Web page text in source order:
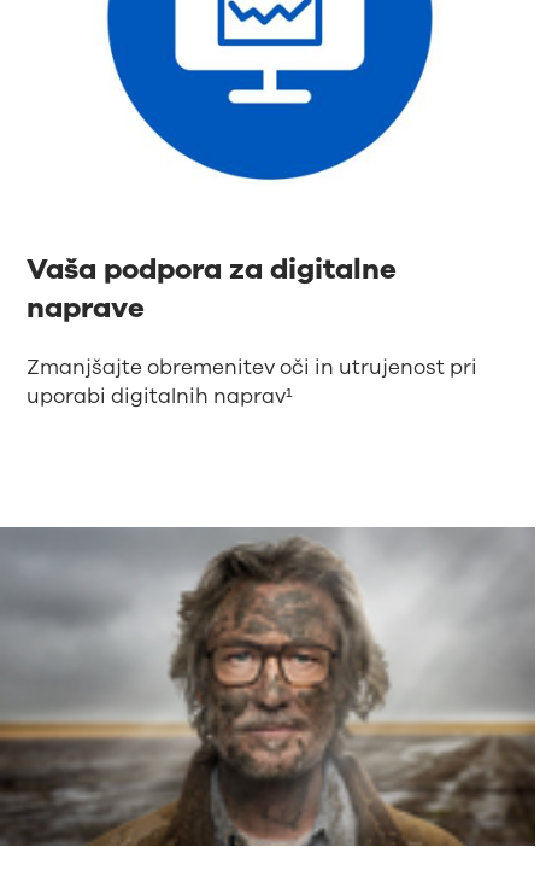
Vaša podpora za digitalne
naprave
Zmanjšajte obremenitev oči in utrujenost pri
uporabi digitalnih naprav¹